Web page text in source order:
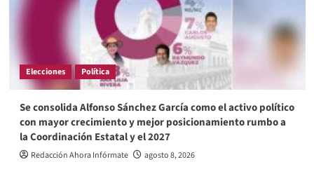
Elecciones Política
Se consolida Alfonso Sánchez García como el activo político
con mayor crecimiento y mejor posicionamiento rumbo a
la Coordinación Estatal y el 2027
Redacción Ahora Infórmate agosto 8, 2026